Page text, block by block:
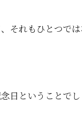
それもひとつでは
日ということでし